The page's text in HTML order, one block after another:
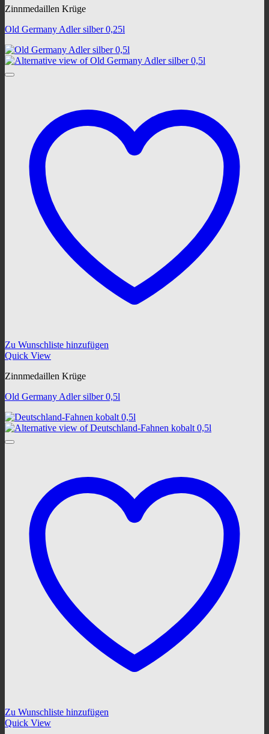
Zinnmedaillen Krüge
Old Germany Adler silber 0,25l
Zu Wunschliste hinzufügen
Quick View
Zinnmedaillen Krüge
Old Germany Adler silber 0,5l
Zu Wunschliste hinzufügen
Quick View